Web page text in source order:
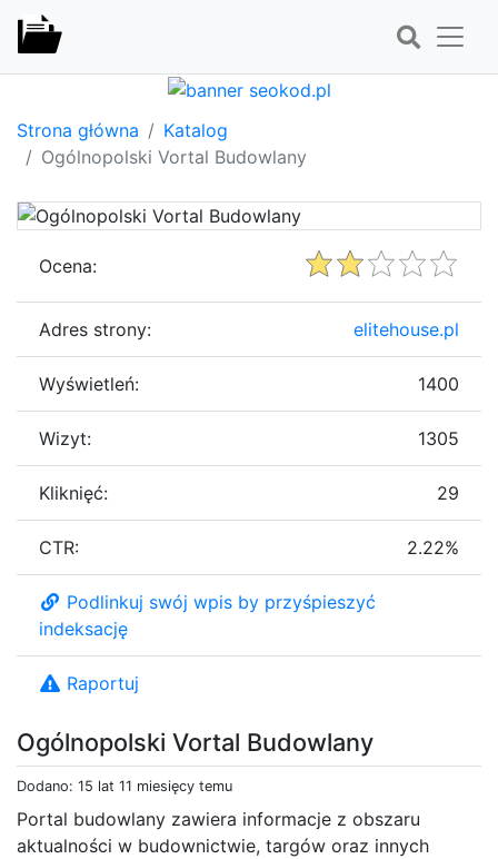
Strona główna
Katalog
Ogólnopolski Vortal Budowlany
Ogólnopolski Vortal Budowlany
Dodano: 15 lat 11 miesięcy temu
Portal budowlany zawiera informacje z obszaru
aktualności w budownictwie, targów oraz innych
Ocena:
Adres strony: elitehouse.pl
Wyświetleń: 1400
Wizyt: 1305
Kliknięć: 29
CTR: 2.22%
Podlinkuj swój wpis by przyśpieszyć
indeksację
Raportuj